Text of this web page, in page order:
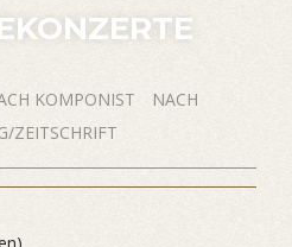
KOMPONIST
NACH
ZEITSCHRIFT